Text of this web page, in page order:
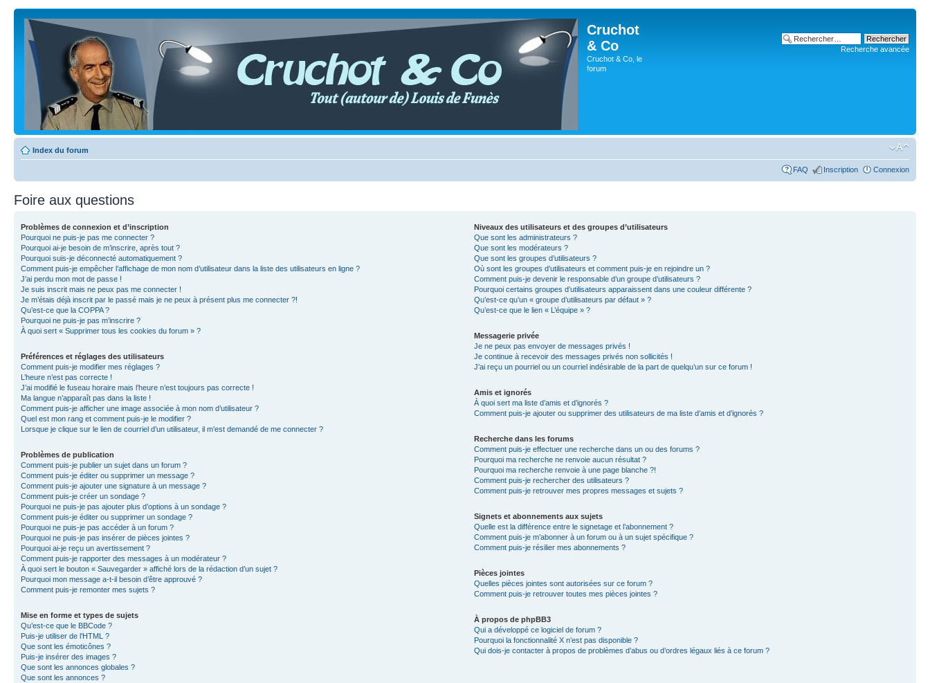
Cruchot
& Co
Cruchot & Co, le
forum
Recherche avancée
Index du forum
FAQ Inscription Connexion
Foire aux questions
Problèmes de connexion et d’inscription
Pourquoi ne puis-je pas me connecter ?
Pourquoi ai-je besoin de m’inscrire, après tout ?
Pourquoi suis-je déconnecté automatiquement ?
Comment puis-je empêcher l’affichage de mon nom d’utilisateur dans la liste des utilisateurs en ligne ?
J’ai perdu mon mot de passe !
Je suis inscrit mais ne peux pas me connecter !
Je m’étais déjà inscrit par le passé mais je ne peux à présent plus me connecter ?!
Qu’est-ce que la COPPA ?
Pourquoi ne puis-je pas m’inscrire ?
À quoi sert « Supprimer tous les cookies du forum » ?
Préférences et réglages des utilisateurs
Comment puis-je modifier mes réglages ?
L’heure n’est pas correcte !
J’ai modifié le fuseau horaire mais l’heure n’est toujours pas correcte !
Ma langue n’apparaît pas dans la liste !
Comment puis-je afficher une image associée à mon nom d’utilisateur ?
Quel est mon rang et comment puis-je le modifier ?
Lorsque je clique sur le lien de courriel d’un utilisateur, il m’est demandé de me connecter ?
Problèmes de publication
Comment puis-je publier un sujet dans un forum ?
Comment puis-je éditer ou supprimer un message ?
Comment puis-je ajouter une signature à un message ?
Comment puis-je créer un sondage ?
Pourquoi ne puis-je pas ajouter plus d’options à un sondage ?
Comment puis-je éditer ou supprimer un sondage ?
Pourquoi ne puis-je pas accéder à un forum ?
Pourquoi ne puis-je pas insérer de pièces jointes ?
Pourquoi ai-je reçu un avertissement ?
Comment puis-je rapporter des messages à un modérateur ?
À quoi sert le bouton « Sauvegarder » affiché lors de la rédaction d’un sujet ?
Pourquoi mon message a-t-il besoin d’être approuvé ?
Comment puis-je remonter mes sujets ?
Mise en forme et types de sujets
Qu’est-ce que le BBCode ?
Puis-je utiliser de l’HTML ?
Que sont les émoticônes ?
Puis-je insérer des images ?
Que sont les annonces globales ?
Que sont les annonces ?
Niveaux des utilisateurs et des groupes d’utilisateurs
Que sont les administrateurs ?
Que sont les modérateurs ?
Que sont les groupes d’utilisateurs ?
Où sont les groupes d’utilisateurs et comment puis-je en rejoindre un ?
Comment puis-je devenir le responsable d’un groupe d’utilisateurs ?
Pourquoi certains groupes d’utilisateurs apparaissent dans une couleur différente ?
Qu’est-ce qu’un « groupe d’utilisateurs par défaut » ?
Qu’est-ce que le lien « L’équipe » ?
Messagerie privée
Je ne peux pas envoyer de messages privés !
Je continue à recevoir des messages privés non sollicités !
J’ai reçu un pourriel ou un courriel indésirable de la part de quelqu’un sur ce forum !
Amis et ignorés
À quoi sert ma liste d’amis et d’ignorés ?
Comment puis-je ajouter ou supprimer des utilisateurs de ma liste d’amis et d’ignorés ?
Recherche dans les forums
Comment puis-je effectuer une recherche dans un ou des forums ?
Pourquoi ma recherche ne renvoie aucun résultat ?
Pourquoi ma recherche renvoie à une page blanche ?!
Comment puis-je rechercher des utilisateurs ?
Comment puis-je retrouver mes propres messages et sujets ?
Signets et abonnements aux sujets
Quelle est la différence entre le signetage et l’abonnement ?
Comment puis-je m’abonner à un forum ou à un sujet spécifique ?
Comment puis-je résilier mes abonnements ?
Pièces jointes
Quelles pièces jointes sont autorisées sur ce forum ?
Comment puis-je retrouver toutes mes pièces jointes ?
À propos de phpBB3
Qui a développé ce logiciel de forum ?
Pourquoi la fonctionnalité X n’est pas disponible ?
Qui dois-je contacter à propos de problèmes d’abus ou d’ordres légaux liés à ce forum ?